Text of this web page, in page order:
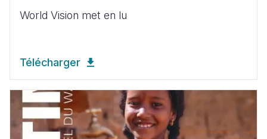
World Vision met en lu
Télécharger